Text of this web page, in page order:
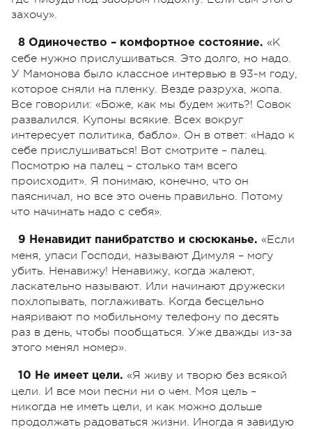
захочу».
8 Одиночество – комфортное состояние. «К
себе нужно прислушиваться. Это долго, но надо.
У Мамонова было классное интервью в 93-м году,
которое сняли на пленку. Везде разруха, жопа.
Все говорили: «Боже, как мы будем жить?! Совок
развалился. Купоны всякие. Всех вокруг
интересует политика, бабло». Он в ответ: «Надо к
себе прислушиваться! Вот смотрите – палец.
Посмотрю на палец – столько там всего
происходит». Я понимаю, конечно, что он
паясничал, но все это очень правильно. Потому
что начинать надо с себя».
9 Ненавидит панибратство и сюсюканье. «Если
меня, упаси Господи, называют Димуля – могу
убить. Ненавижу! Ненавижу, когда жалеют,
ласкательно называют. Или начинают дружески
похлопывать, поглаживать. Когда бесцельно
наяривают по мобильному телефону по десять
раз в день, чтобы пообщаться. Уже дважды из-за
этого менял номер».
10 Не имеет цели. «Я живу и творю без всякой
цели. И все мои песни ни о чем. Моя цель –
никогда не иметь цели, и как можно дольше
продолжать радоваться жизни. Иногда я завидую